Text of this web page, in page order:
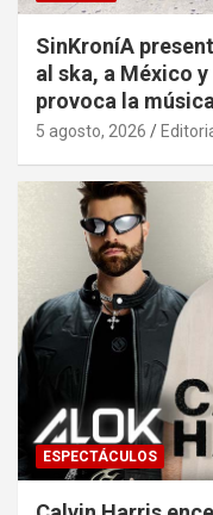
SinKroníA
al ska, a México
provoca la música
5 agosto, 2026
ESPECTÁCULOS